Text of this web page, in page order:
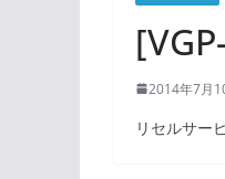
2014年7月
リセルサー